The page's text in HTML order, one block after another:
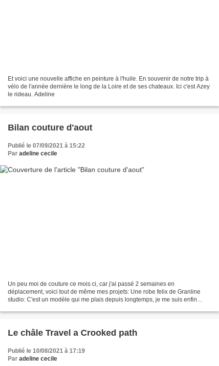
Et voici une nouvelle affiche en peinture à l'huile. En souvenir de notre trip à
vélo de l'année dernière le long de la Loire et de ses chateaux. Ici c'est Azey
le rideau. Adeline
Bilan couture d'aout
Publié le 07/09/2021 à 15:22
Par adeline cecile
Un peu moi de couture ce mois ci, car j'ai passé 2 semaines en
déplacement, voici tout de même mes projets: Une robe felix de Granline
studio: C'est un modèle qui me plais depuis longtemps, je me suis enfin
Le châle Travel a Crooked path
Publié le 10/08/2021 à 17:19
Par adeline cecile